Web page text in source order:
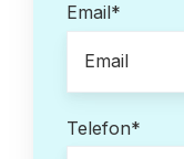
Email*
Telefon*